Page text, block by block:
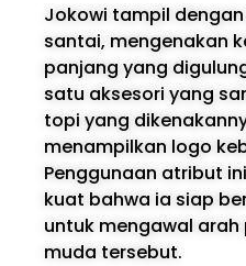
Jokowi tampil
santai, mengenakan
panjang yang
satu aksesori yang
topi yang
menampilkan logo
Penggunaan atribut
kuat bahwa ia siap
untuk mengawal
muda tersebut.